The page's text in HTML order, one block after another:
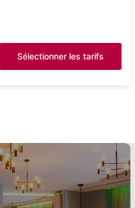
Sélectionner les tarifs